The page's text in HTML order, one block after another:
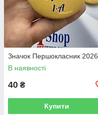
Значок Першокласник 2026
В наявності
40 ₴
Купити